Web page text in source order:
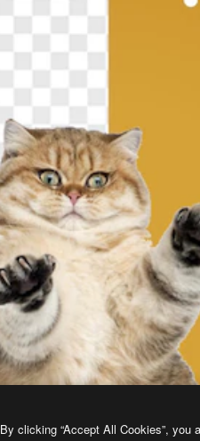
By clicking “Accept All Cookies”,